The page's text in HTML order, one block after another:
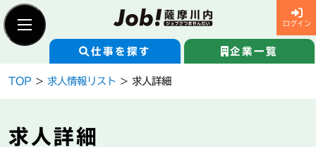
to
ログイン
仕事を探す 企業一覧
TOP > 求人情報リスト > 求人詳細
求人詳細